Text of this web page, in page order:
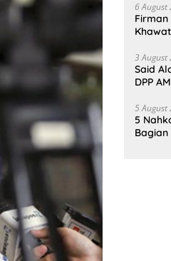
6 August
Firman
3 August
Said
DPP
5 August
5